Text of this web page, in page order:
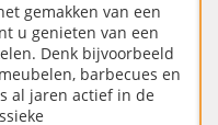
gemakken van een
u genieten van een
Denk bijvoorbeeld
barbecues en
al jaren actief in de